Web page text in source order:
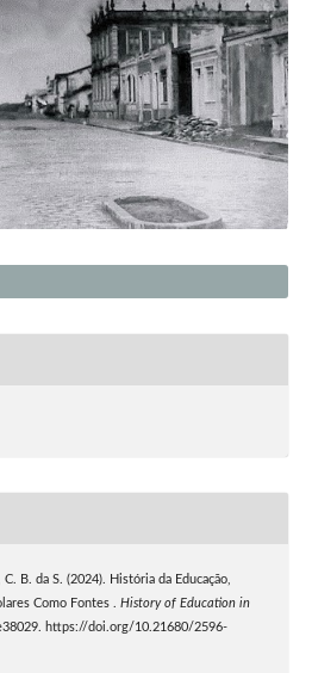
B. da S. (2024). História da Educação,
Como Fontes . History of Education in
https://doi.org/10.21680/2596-